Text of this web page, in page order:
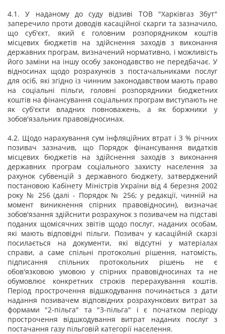
4.1. У наданому до суду відзиві ТОВ "Харківгаз Збут"
заперечило проти доводів касаційної скарги та зазначило,
що суб'єкт, який є головним розпорядником коштів
місцевих бюджетів на здійснення заходів з виконання
державних програм, визначений нормативно, і можливість
його заміни на іншу особу законодавство не передбачає. У
відносинах щодо розрахунків з постачальниками послуг
для осіб, які згідно із чинним законодавством мають право
на соціальні пільги, головні розпорядники бюджетних
коштів на фінансування соціальних програм виступають не
як суб'єкти владних повноважень, а як боржники у
зобов'язальних правовідносинах.
4.2. Щодо нарахування сум інфляційних втрат і 3 % річних
позивач зазначив, що Порядок фінансування видатків
місцевих бюджетів на здійснення заходів з виконання
державних програм соціального захисту населення за
рахунок субвенцій з державного бюджету, затверджений
постановою Кабінету Міністрів України від 4 березня 2002
року № 256 (далі - Порядок № 256; у редакції, чинній на
момент виникнення спірних правовідносин), визначає
зобов'язання здійснити розрахунок з позивачем на підставі
поданих щомісячних звітів щодо послуг, наданих особам,
які мають відповідні пільги. Позивач у касаційній скарзі
посилається на документи, які відсутні у матеріалах
справи, а саме спільні протокольні рішення, натомість,
підписання спільних протокольних рішень не є
обов'язковою умовою у спірних правовідносинах та не
обумовлює конкретних строків перерахування коштів.
Період прострочення відшкодування починається з дати
надання позивачем відповідних розрахункових витрат за
формами "2-пільга" та "3-пільга" і є початком періоду
прострочення відшкодування витрат наданих послуг з
постачання газу пільговій категорії населення.